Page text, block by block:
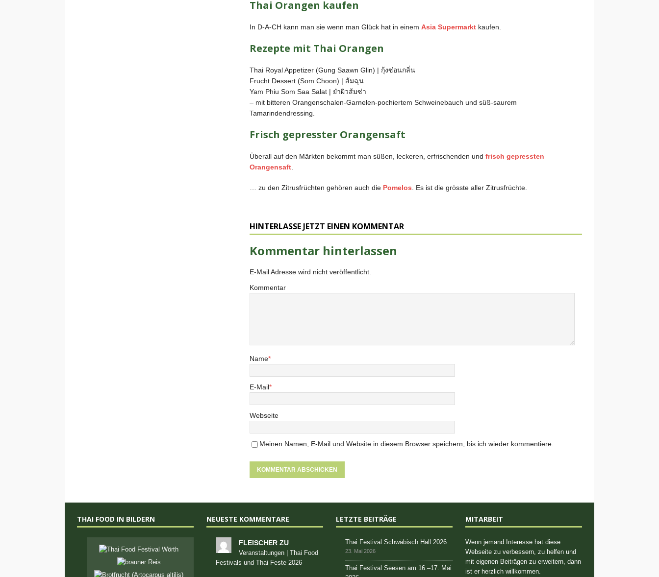
Thai Orangen kaufen
In D-A-CH kann man sie wenn man Glück hat in einem Asia Supermarktkaufen.
Rezepte mit Thai Orangen
Thai Royal Appetizer (Gung Saawn Glin) | กุ้งซ่อนกลิ่น
Frucht Dessert (Som Choon) | ส้มฉุน
Yam Phiu Som Saa Salat | ยำผิวส้มซ่า
– mit bitteren Orangenschalen-Garnelen-pochiertem Schweinebauch und süß-saurem
Tamarindendressing.
Frisch gepresster Orangensaft
Überall auf den Märkten bekommt man süßen, leckeren, erfrischenden und frisch gepressten
Orangensaft.
… zu den Zitrusfrüchten gehören auch die Pomelos . Es ist die grösste aller Zitrusfrüchte.
HINTERLASSE JETZT EINEN KOMMENTAR
Kommentar hinterlassen
E-Mail Adresse wird nicht veröffentlicht.
Kommentar
Name*
E-Mail*
Webseite
Meinen Namen, E-Mail und Website in diesem Browser speichern, bis ich wieder kommentiere.
THAI FOOD IN BILDERN NEUESTE KOMMENTARE
FLEISCHER ZU
Veranstaltungen | Thai Food
Festivals und Thai Feste 2026
LETZTE BEITRÄGE
Thai Festival Schwäbisch Hall 2026
23. Mai 2026
Thai Festival Seesen am 16.–17. Mai
MITARBEIT
Wenn jemand Interesse hat diese
Webseite zu verbessern, zu helfen und
mit eigenen Beiträgen zu erweitern, dann
ist er herzlich willkommen.